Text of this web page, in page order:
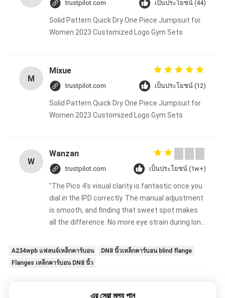
trustpilot.com เป็นประโยชน์ (44)
Solid Pattern Quick Dry One Piece Jumpsuit for
Women 2023 Customized Logo Gym Sets
M
Mixue
trustpilot.com เป็นประโยชน์ (12)
Solid Pattern Quick Dry One Piece Jumpsuit for
Women 2023 Customized Logo Gym Sets
W
Wanzan
trustpilot.com เป็นประโยชน์ (1w+)
"The Pico 4's visual clarity is fantastic once you
dial in the IPD correctly. The manual adjustment
is smooth, and finding that sweet spot makes
all the difference. No more eye strain during long
set it up properly!""The Pico 4's visual clarity is
fantastic once you dial in the IPD correctly. The
eye strain during long sessions. Highly
A234wpb แฟลนจ์เหล็กคาร์บอน
DN8 นิ้วเหล็กคาร์บอน blind flange
Flanges เหล็กคาร์บอน DN8 นิ้ว
এর সেরা মূল্য পান